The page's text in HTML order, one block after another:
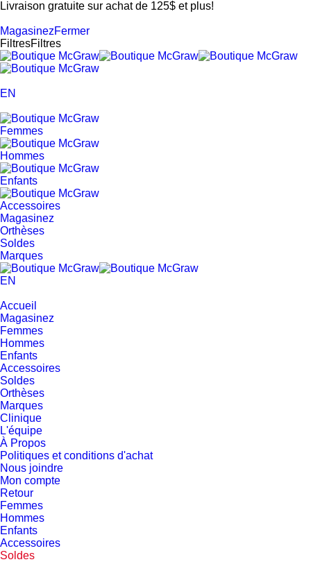
Livraison gratuite sur achat de 125$ et plus!
MagasinezFermer
FiltresFiltres
EN
Femmes
Hommes
Enfants
Accessoires
Magasinez
Orthèses
Soldes
Marques
EN
Accueil
Magasinez
Femmes
Hommes
Enfants
Accessoires
Soldes
Orthèses
Marques
Clinique
L'équipe
À Propos
Politiques et conditions d'achat
Nous joindre
Mon compte
Retour
Femmes
Hommes
Enfants
Accessoires
Soldes